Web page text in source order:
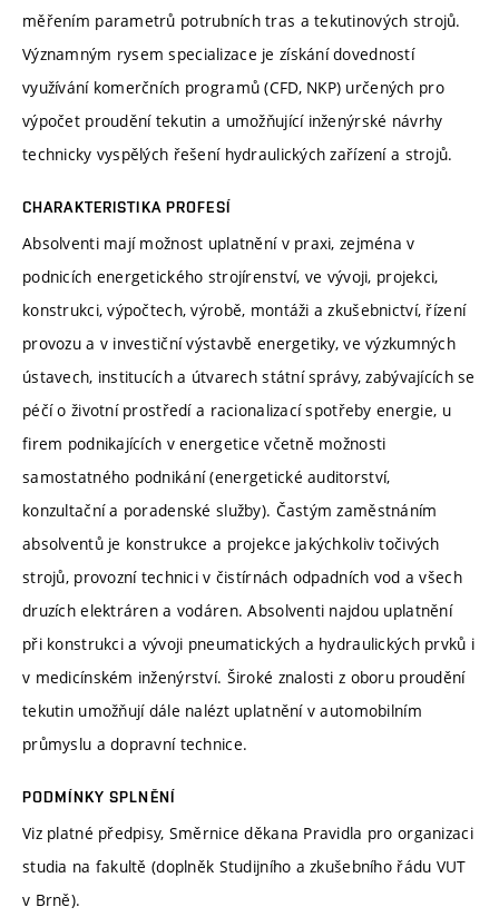
měřením parametrů potrubních tras a tekutinových strojů.
Významným rysem specializace je získání dovedností
využívání komerčních programů (CFD, NKP) určených pro
výpočet proudění tekutin a umožňující inženýrské návrhy
technicky vyspělých řešení hydraulických zařízení a strojů.
CHARAKTERISTIKA PROFESÍ
Absolventi mají možnost uplatnění v praxi, zejména v
podnicích energetického strojírenství, ve vývoji, projekci,
konstrukci, výpočtech, výrobě, montáži a zkušebnictví, řízení
provozu a v investiční výstavbě energetiky, ve výzkumných
ústavech, institucích a útvarech státní správy, zabývajících se
péčí o životní prostředí a racionalizací spotřeby energie, u
firem podnikajících v energetice včetně možnosti
samostatného podnikání (energetické auditorství,
konzultační a poradenské služby). Častým zaměstnáním
absolventů je konstrukce a projekce jakýchkoliv točivých
strojů, provozní technici v čistírnách odpadních vod a všech
druzích elektráren a vodáren. Absolventi najdou uplatnění
při konstrukci a vývoji pneumatických a hydraulických prvků i
v medicínském inženýrství. Široké znalosti z oboru proudění
tekutin umožňují dále nalézt uplatnění v automobilním
průmyslu a dopravní technice.
PODMÍNKY SPLNĚNÍ
Viz platné předpisy, Směrnice děkana Pravidla pro organizaci
studia na fakultě (doplněk Studijního a zkušebního řádu VUT
v Brně).